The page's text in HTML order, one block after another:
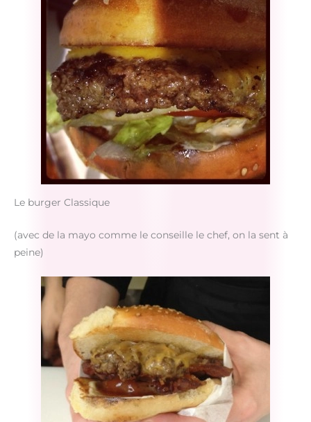
Le burger Classique
(avec de la mayo comme le conseille le chef, on la sent à
peine)